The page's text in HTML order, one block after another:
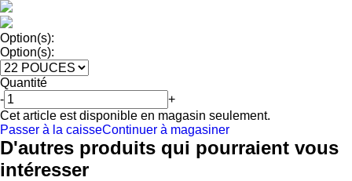
Option(s):
Option(s):
Quantité
-
+
Cet article est disponible en magasin seulement.
Passer à la caisseContinuer à magasiner
D'autres produits qui pourraient vous
intéresser